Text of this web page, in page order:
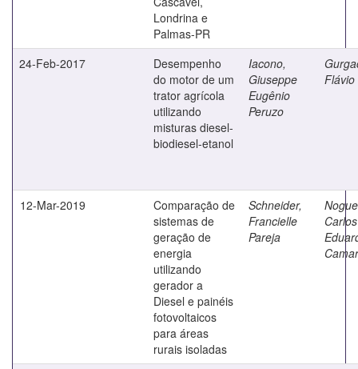
Londrina e
Palmas-PR
24-Feb-2017
Desempenho
do motor de um
trator agrícola
utilizando
misturas diesel-
biodiesel-etanol
Iacono,
Giuseppe
Eugênio
Peruzo
Flávio
12-Mar-2019
Comparação de
sistemas de
geração de
energia
utilizando
gerador a
Diesel e painéis
fotovoltaicos
para áreas
rurais isoladas
Schneider,
Francielle
Pareja
Carlos